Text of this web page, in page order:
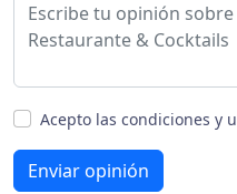
Acepto las condiciones y
Enviar opinión